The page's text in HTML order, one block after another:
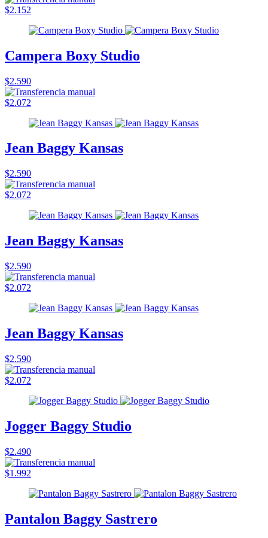
$2.152
Campera Boxy Studio
$2.590
$2.072
Jean Baggy Kansas
$2.590
$2.072
Jean Baggy Kansas
$2.590
$2.072
Jean Baggy Kansas
$2.590
$2.072
Jogger Baggy Studio
$2.490
$1.992
Pantalon Baggy Sastrero